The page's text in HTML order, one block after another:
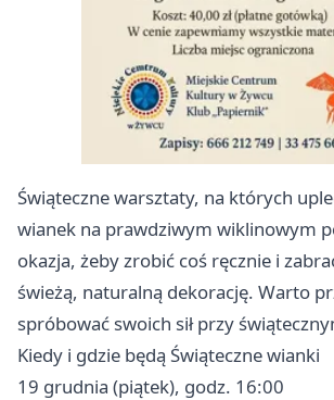
Świąteczne warsztaty, na których
wianek na prawdziwym wiklinowym
okazja, żeby zrobić coś ręcznie i
świeżą, naturalną dekorację. Warto
spróbować swoich sił przy
Kiedy i gdzie będą Świąteczne wianki
19 grudnia (piątek), godz. 16:00